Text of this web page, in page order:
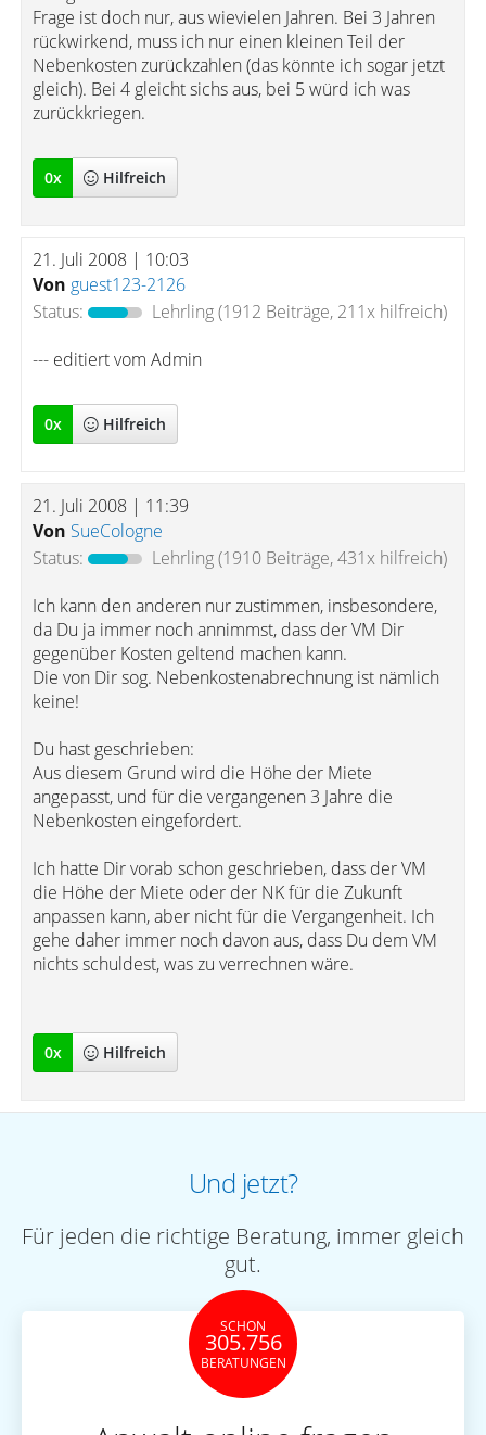
Frage ist doch nur, aus wievielen Jahren. Bei 3 Jahren
rückwirkend, muss ich nur einen kleinen Teil der
Nebenkosten zurückzahlen (das könnte ich sogar jetzt
gleich). Bei 4 gleicht sichs aus, bei 5 würd ich was
zurückkriegen.
0x Hilfreich
21. Juli 2008 | 10:03
Von guest123-2126
Status:
Lehrling(1912 Beiträge, 211x hilfreich)
--- editiert vom Admin
0x Hilfreich
21. Juli 2008 | 11:39
Von SueCologne
Status:
Lehrling(1910 Beiträge, 431x hilfreich)
Ich kann den anderen nur zustimmen, insbesondere,
da Du ja immer noch annimmst, dass der VM Dir
gegenüber Kosten geltend machen kann.
Die von Dir sog. Nebenkostenabrechnung ist nämlich
keine!
Du hast geschrieben:
Aus diesem Grund wird die Höhe der Miete
angepasst, und für die vergangenen 3 Jahre die
Nebenkosten eingefordert.
Ich hatte Dir vorab schon geschrieben, dass der VM
die Höhe der Miete oder der NK für die Zukunft
anpassen kann, aber nicht für die Vergangenheit. Ich
gehe daher immer noch davon aus, dass Du dem VM
nichts schuldest, was zu verrechnen wäre.
0x Hilfreich
Und jetzt?
Für jeden die richtige Beratung, immer gleich
gut.
SCHON
305.756
BERATUNGEN